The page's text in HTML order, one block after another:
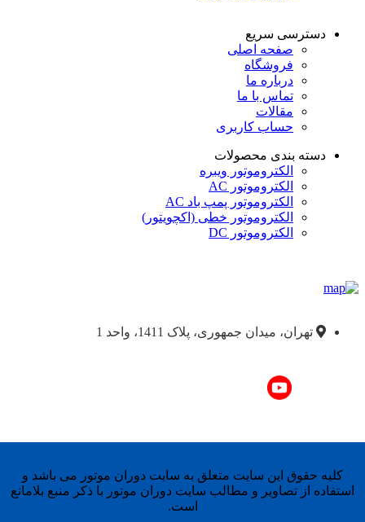
دسترسی سریع
صفحه اصلی
فروشگاه
درباره ما
تماس با ما
مقالات
حساب کاربری
دسته بندی محصولات
الکتروموتور ویبره
الکتروموتور AC
الکتروموتور پمپ باد AC
الکتروموتور خطی (اکچویتور)
الکتروموتور DC
تهران، میدان جمهوری، پلاک 1411، واحد 1
کلیه حقوق این سایت متعلق به سایت دوران موتور می باشد و
استفاده از تصاویر و مطالب سایت دوران موتور با ذکر منبع بلامانع
است.